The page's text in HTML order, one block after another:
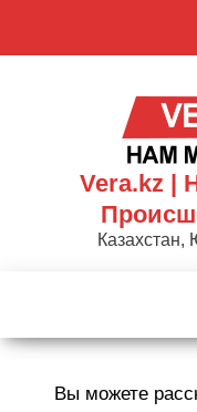
Vera.kz |
Вы можете